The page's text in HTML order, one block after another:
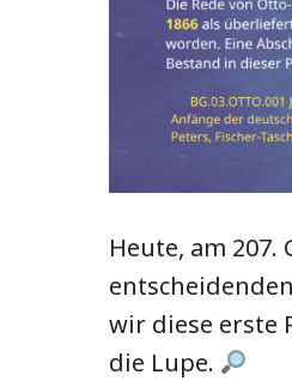
Heute, am
wir diese erste
die Lupe.